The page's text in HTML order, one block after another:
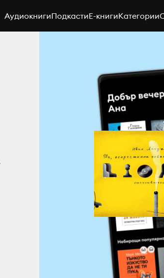
АудиокнигиПодкастиE-книгиКатегории